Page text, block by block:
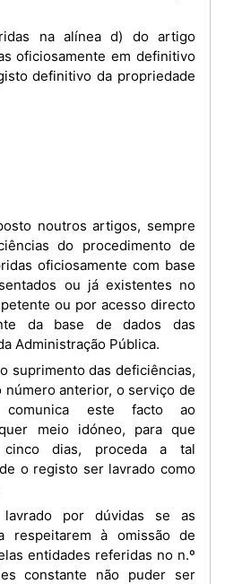
oficiosamente em definitivo
definitivo da propriedade
do procedimento de
oficiosamente com base
ou já existentes no
ou por acesso directo
da base de dados das
Administração Pública.
anterior, o serviço de
comunica este facto ao
meio idóneo, para que
dias, proceda a tal
o registo ser lavrado como
respeitarem à omissão de
entidades referidas no n.º
constante não puder ser